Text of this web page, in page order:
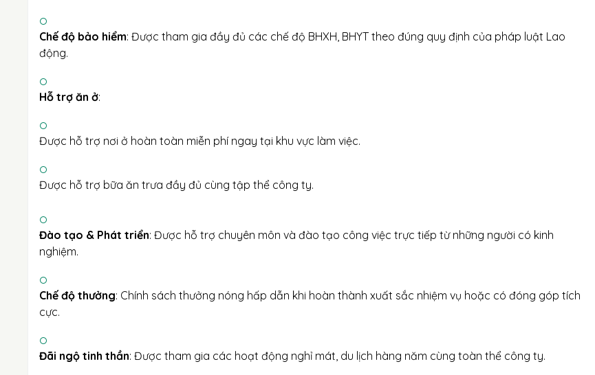
Chế độ bảo hiểm: Được tham gia đầy đủ các chế độ BHXH, BHYT theo đúng quy định của pháp luật Lao
động.
Hỗ trợ ăn ở:
Được hỗ trợ nơi ở hoàn toàn miễn phí ngay tại khu vực làm việc.
Được hỗ trợ bữa ăn trưa đầy đủ cùng tập thể công ty.
Đào tạo & Phát triển: Được hỗ trợ chuyên môn và đào tạo công việc trực tiếp từ những người có kinh
nghiệm.
Chế độ thưởng: Chính sách thưởng nóng hấp dẫn khi hoàn thành xuất sắc nhiệm vụ hoặc có đóng góp tích
cực.
Đãi ngộ tinh thần: Được tham gia các hoạt động nghỉ mát, du lịch hàng năm cùng toàn thể công ty.